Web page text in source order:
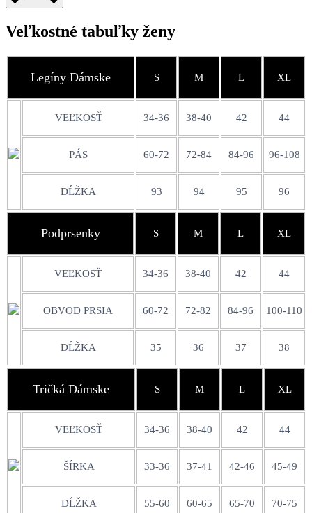
Veľkostné tabuľky ženy
Legíny Dámske S M L XL
VEĽKOSŤ 34-36 38-40 42 44
PÁS 60-72 72-84 84-96 96-108
DĹŽKA 93 94 95 96
Podprsenky S M L XL
VEĽKOSŤ 34-36 38-40 42 44
OBVOD PRSIA 60-72 72-82 84-96 100-110
DĹŽKA 35 36 37 38
Tričká Dámske S M L XL
VEĽKOSŤ 34-36 38-40 42 44
ŠÍRKA 33-36 37-41 42-46 45-49
DĹŽKA 55-60 60-65 65-70 70-75